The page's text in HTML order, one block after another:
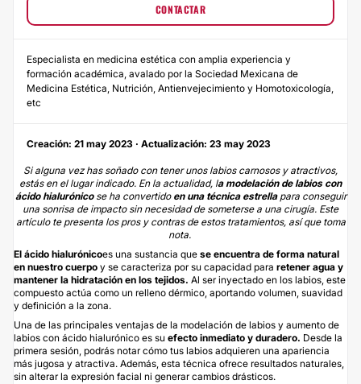
CONTACTAR
Especialista en medicina estética con amplia experiencia y
formación académica, avalado por la Sociedad Mexicana de
Medicina Estética, Nutrición, Antienvejecimiento y Homotoxicología,
etc
Creación: 21 may 2023 · Actualización: 23 may 2023
Si alguna vez has soñado con tener unos labios carnosos y atractivos,
estás en el lugar indicado. En la actualidad, la modelación de labios con
ácido hialurónico se ha convertido en una técnica estrella para conseguir
una sonrisa de impacto sin necesidad de someterse a una cirugía. Este
artículo te presenta los pros y contras de estos tratamientos, así que toma
nota.
El ácido hialurónicoes una sustancia que se encuentra de forma natural
en nuestro cuerpo y se caracteriza por su capacidad para retener agua y
mantener la hidratación en los tejidos. Al ser inyectado en los labios, este
compuesto actúa como un relleno dérmico, aportando volumen, suavidad
y definición a la zona.
Una de las principales ventajas de la modelación de labios y aumento de
labios con ácido hialurónico es su efecto inmediato y duradero. Desde la
primera sesión, podrás notar cómo tus labios adquieren una apariencia
más jugosa y atractiva. Además, esta técnica ofrece resultados naturales,
sin alterar la expresión facial ni generar cambios drásticos.